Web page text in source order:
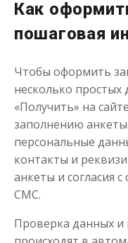
Как
пошаговая
Чтобы оформить
несколько
«Получить» на
заполнению
персональные
контакты и
анкеты и согласия
СМС.
Проверка данных